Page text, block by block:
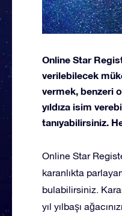
Online Star
verilebilecek
vermek, benzeri
yıldıza isim
tanıyabilirsiniz.
Online Star
karanlıkta
bulabilirsiniz.
yıl yılbaşı